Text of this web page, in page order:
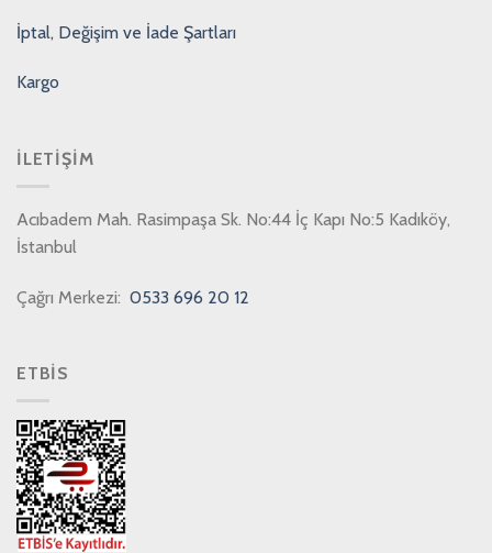
İptal, Değişim ve İade Şartları
Kargo
İLETIŞIM
Acıbadem Mah. Rasimpaşa Sk. No:44 İç Kapı No:5 Kadıköy,
İstanbul
Çağrı Merkezi: 0533 696 20 12
ETBİS